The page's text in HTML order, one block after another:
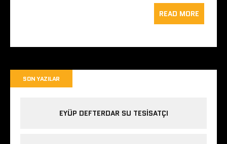
READ MORE
SON YAZILAR
EYÜP DEFTERDAR SU TESISATÇI